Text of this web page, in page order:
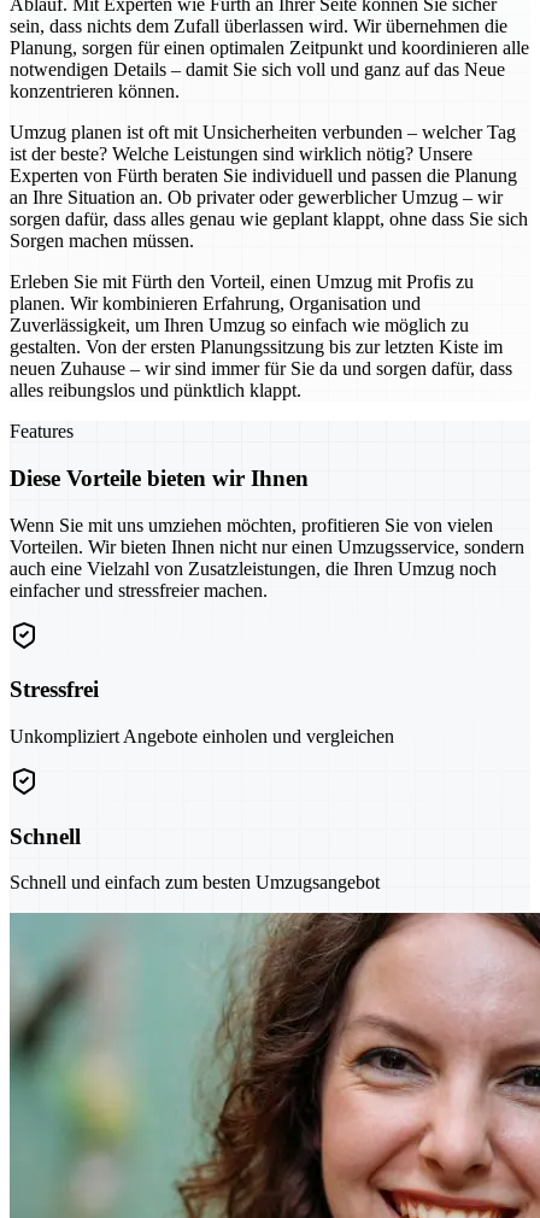
Ablauf. Mit Experten wie Fürth an Ihrer Seite können Sie sicher
sein, dass nichts dem Zufall überlassen wird. Wir übernehmen die
Planung, sorgen für einen optimalen Zeitpunkt und koordinieren alle
notwendigen Details – damit Sie sich voll und ganz auf das Neue
konzentrieren können.
Umzug planen ist oft mit Unsicherheiten verbunden – welcher Tag
ist der beste? Welche Leistungen sind wirklich nötig? Unsere
Experten von Fürth beraten Sie individuell und passen die Planung
an Ihre Situation an. Ob privater oder gewerblicher Umzug – wir
sorgen dafür, dass alles genau wie geplant klappt, ohne dass Sie sich
Sorgen machen müssen.
Erleben Sie mit Fürth den Vorteil, einen Umzug mit Profis zu
planen. Wir kombinieren Erfahrung, Organisation und
Zuverlässigkeit, um Ihren Umzug so einfach wie möglich zu
gestalten. Von der ersten Planungssitzung bis zur letzten Kiste im
neuen Zuhause – wir sind immer für Sie da und sorgen dafür, dass
alles reibungslos und pünktlich klappt.
Features
Diese Vorteile bieten wir Ihnen
Wenn Sie mit uns umziehen möchten, profitieren Sie von vielen
Vorteilen. Wir bieten Ihnen nicht nur einen Umzugsservice, sondern
auch eine Vielzahl von Zusatzleistungen, die Ihren Umzug noch
einfacher und stressfreier machen.
Stressfrei
Unkompliziert Angebote einholen und vergleichen
Schnell
Schnell und einfach zum besten Umzugsangebot